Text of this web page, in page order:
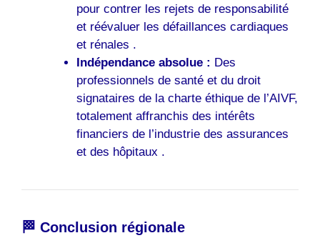
pour contrer les rejets de responsabilité
et réévaluer les défaillances cardiaques
et rénales .
Indépendance absolue : Des
professionnels de santé et du droit
signataires de la charte éthique de l’AIVF,
totalement affranchis des intérêts
financiers de l’industrie des assurances
et des hôpitaux .
🏁 Conclusion régionale